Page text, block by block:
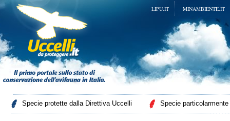
MINAMBIENTE.IT
LIPU.IT
Specie protette dalla Direttiva Uccelli Specie